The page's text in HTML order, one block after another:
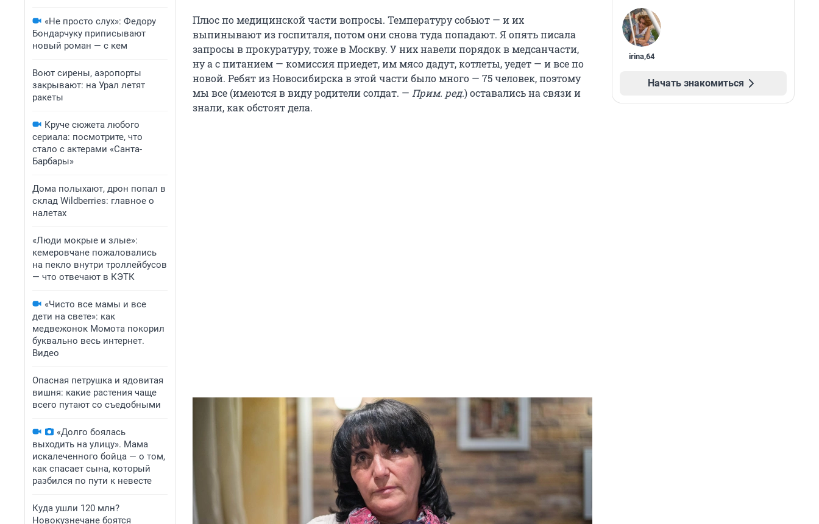
«Не просто слух»: Федору
Бондарчуку приписывают
новый роман — с кем
Воют сирены, аэропорты
закрывают: на Урал летят
ракеты
Круче сюжета любого
сериала: посмотрите, что
стало с актерами «Санта-
Барбары»
Дома полыхают, дрон попал в
склад Wildberries: главное о
налетах
«Люди мокрые и злые»:
кемеровчане пожаловались
на пекло внутри троллейбусов
— что отвечают в КЭТК
«Чисто все мамы и все
дети на свете»: как
медвежонок Момота покорил
буквально весь интернет.
Видео
Опасная петрушка и ядовитая
вишня: какие растения чаще
всего путают со съедобными
«Долго боялась
выходить на улицу». Мама
искалеченного бойца — о том,
как спасает сына, который
разбился по пути к невесте
Куда ушли 120 млн?
Новокузнечане боятся
Плюс по медицинской части вопросы. Температуру собьют — и их
выпинывают из госпиталя, потом они снова туда попадают. Я опять писала
запросы в прокуратуру, тоже в Москву. У них навели порядок в медсанчасти,
ну а с питанием — комиссия приедет, им мясо дадут, котлеты, уедет — и все по
новой. Ребят из Новосибирска в этой части было много — 75 человек, поэтому
мы все (имеются в виду родители солдат. — Прим. ред.) оставались на связи и
знали, как обстоят дела.
irina,64
Начать знакомиться